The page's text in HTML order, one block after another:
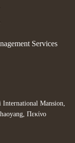
Services
Mansion,
Πεκίνο